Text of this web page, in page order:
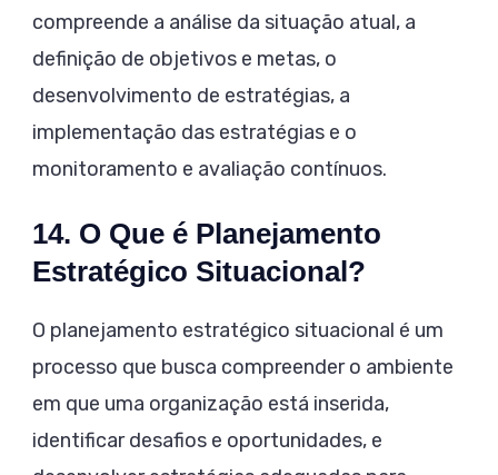
compreende a análise da situação atual, a
definição de objetivos e metas, o
desenvolvimento de estratégias, a
implementação das estratégias e o
monitoramento e avaliação contínuos.
14. O Que é Planejamento
Estratégico Situacional?
O planejamento estratégico situacional é um
processo que busca compreender o ambiente
em que uma organização está inserida,
identificar desafios e oportunidades, e